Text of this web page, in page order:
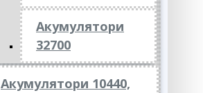
Акумулятори
32700
Акумулятори 10440,